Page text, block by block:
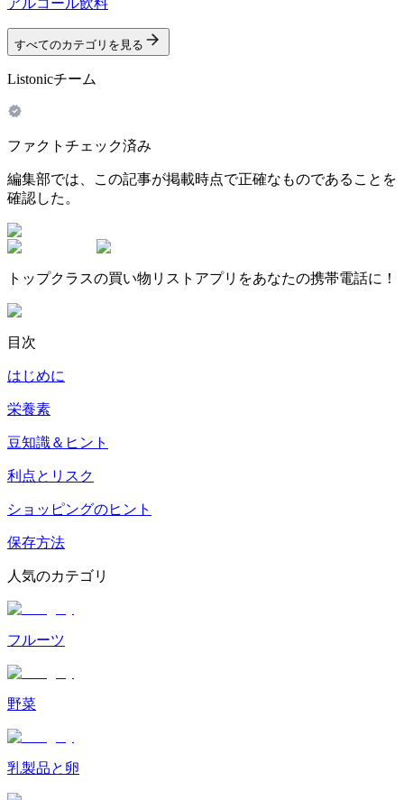
すべてのカテゴリを見る
Listonicチーム
ファクトチェック済み
編集部では、この記事が掲載時点で正確なものであることを
確認した。
トップクラスの買い物リストアプリをあなたの携帯電話に！
目次
はじめに
栄養素
豆知識＆ヒント
利点とリスク
ショッピングのヒント
保存方法
人気のカテゴリ
フルーツ
野菜
乳製品と卵